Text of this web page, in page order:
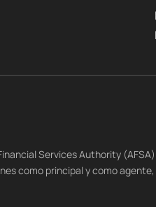
Services Authority
como principal y como